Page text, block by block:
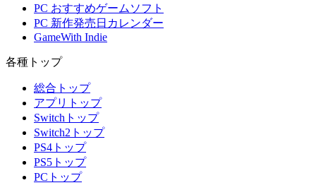
PC おすすめゲームソフト
PC 新作発売日カレンダー
GameWith Indie
各種トップ
総合トップ
アプリトップ
Switchトップ
Switch2トップ
PS4トップ
PS5トップ
PCトップ